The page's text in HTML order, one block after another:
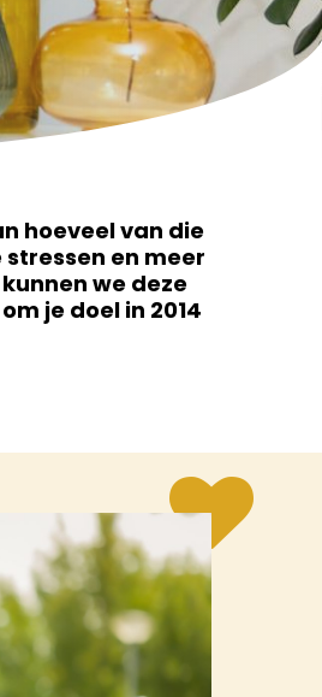
hoeveel van die
en meer
we deze
je doel in 2014